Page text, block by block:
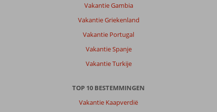
Vakantie Gambia
Vakantie Griekenland
Vakantie Portugal
Vakantie Spanje
Vakantie Turkije
TOP 10 BESTEMMINGEN
Vakantie Kaapverdië